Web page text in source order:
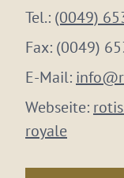
Tel.: (0049)
Fax: (0049)
E-Mail:
Webseite:
royale